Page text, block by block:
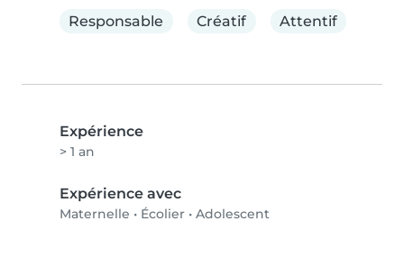
Responsable
Créatif Attentif
Expérience
> 1 an
Expérience avec
Maternelle • Écolier • Adolescent